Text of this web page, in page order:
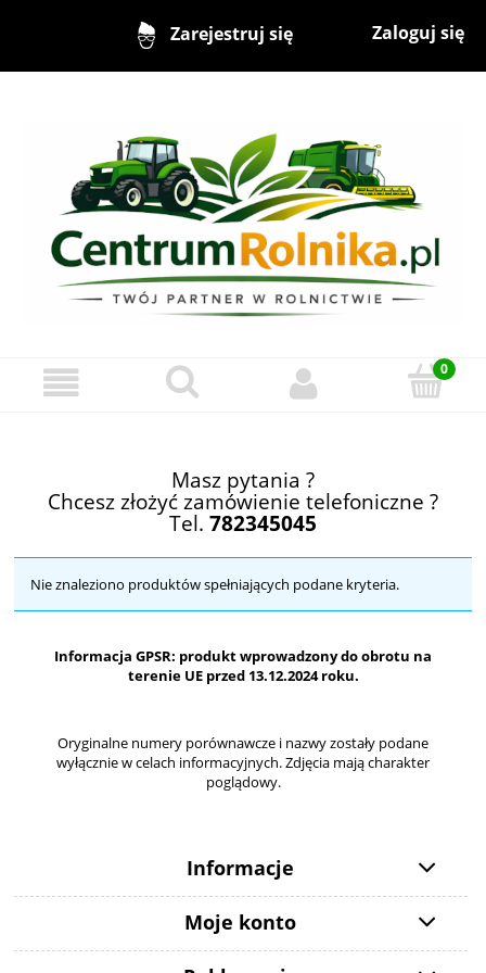
Zarejestruj się Zaloguj się
Masz pytania ?
Chcesz złożyć zamówienie telefoniczne ?
Tel. 782345045
Nie znaleziono produktów spełniających podane kryteria.
Informacja GPSR: produkt wprowadzony do obrotu na
terenie UE przed 13.12.2024 roku.
Oryginalne numery porównawcze i nazwy zostały podane
wyłącznie w celach informacyjnych. Zdjęcia mają charakter
poglądowy.
Informacje
Moje konto